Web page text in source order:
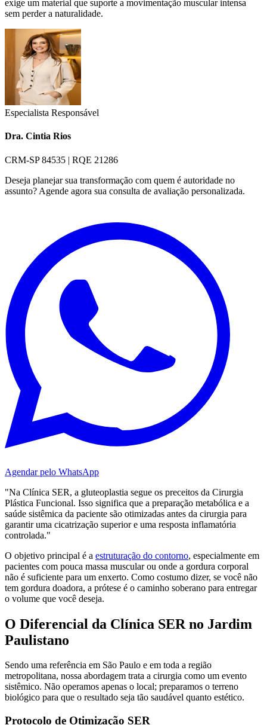
exige um material que suporte a movimentação muscular intensa
sem perder a naturalidade.
Especialista Responsável
Dra. Cintia Rios
CRM-SP 84535 | RQE 21286
Deseja planejar sua transformação com quem é autoridade no
assunto? Agende agora sua consulta de avaliação personalizada.
Agendar pelo WhatsApp
"Na Clínica SER, a gluteoplastia segue os preceitos da Cirurgia
Plástica Funcional. Isso significa que a preparação metabólica e a
saúde sistêmica da paciente são otimizadas antes da cirurgia para
garantir uma cicatrização superior e uma resposta inflamatória
controlada."
O objetivo principal é a estruturação do contorno, especialmente em
pacientes com pouca massa muscular ou onde a gordura corporal
não é suficiente para um enxerto. Como costumo dizer, se você não
tem gordura doadora, a prótese é o caminho soberano para entregar
o volume que você deseja.
O Diferencial da Clínica SER no Jardim
Paulistano
Sendo uma referência em São Paulo e em toda a região
metropolitana, nossa abordagem trata a cirurgia como um evento
sistêmico. Não operamos apenas o local; preparamos o terreno
biológico para que o resultado seja tão saudável quanto estético.
Protocolo de Otimização SER